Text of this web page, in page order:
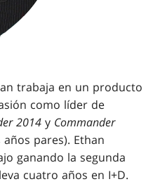
trabaja en un producto
como líder de
2014 y Commander
pares). Ethan
ganando la segunda
cuatro años en I+D.